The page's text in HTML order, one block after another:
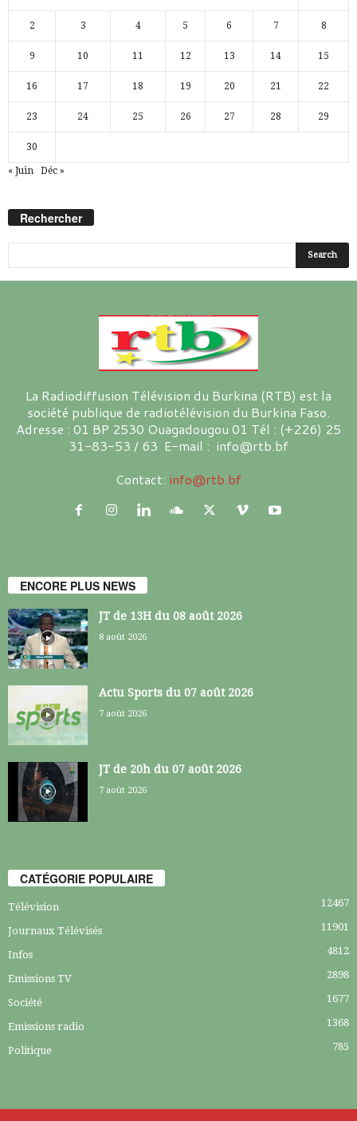
2 3 4 5 6 7 8
9 10 11 12 13 14 15
16 17 18 19 20 21 22
23 24 25 26 27 28 29
30
« Juin Déc »
Rechercher
La Radiodiffusion Télévision du Burkina (RTB) est la
société publique de radiotélévision du Burkina Faso.
Adresse : 01 BP 2530 Ouagadougou 01 Tél : (+226) 25
31-83-53 / 63 E-mail : info@rtb.bf
Contact: info@rtb.bf
ENCORE PLUS NEWS
JT de 13H du 08 août 2026
8 août 2026
Actu Sports du 07 août 2026
7 août 2026
JT de 20h du 07 août 2026
7 août 2026
CATÉGORIE POPULAIRE
Télévision 12467
Journaux Télévisés 11901
Infos 4812
Emissions TV 2898
Société 1677
Emissions radio 1368
Politique 785